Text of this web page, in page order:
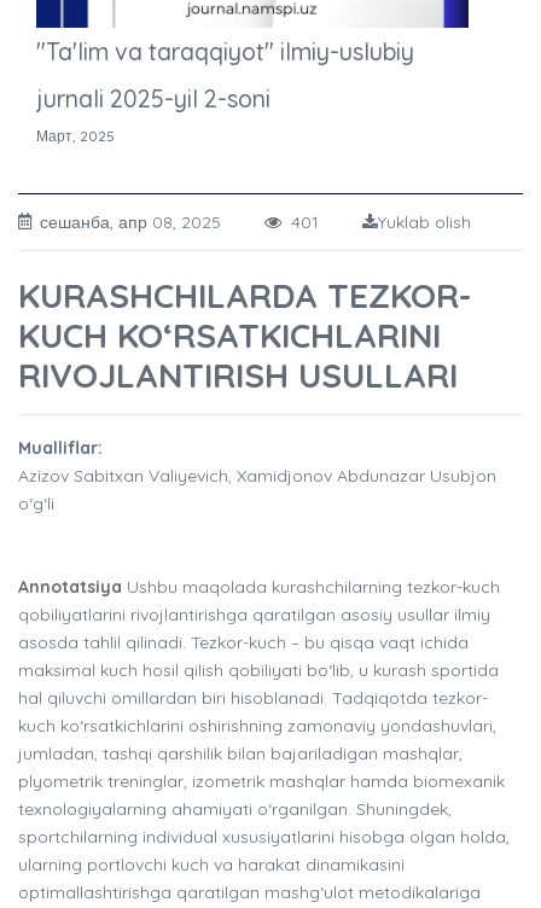
"Ta'lim va taraqqiyot" ilmiy-uslubiy
jurnali 2025-yil 2-soni
Март, 2025
сешанба, апр 08, 2025 401 Yuklab olish
KURASHCHILARDA TEZKOR-
KUCH KO‘RSATKICHLARINI
RIVOJLANTIRISH USULLARI
Mualliflar:
Azizov Sabitxan Valiyevich, Xamidjonov Abdunazar Usubjon
o‘g‘li
Annotatsiya Ushbu maqolada kurashchilarning tezkor-kuch
qobiliyatlarini rivojlantirishga qaratilgan asosiy usullar ilmiy
asosda tahlil qilinadi. Tezkor-kuch – bu qisqa vaqt ichida
maksimal kuch hosil qilish qobiliyati bo‘lib, u kurash sportida
hal qiluvchi omillardan biri hisoblanadi. Tadqiqotda tezkor-
kuch ko‘rsatkichlarini oshirishning zamonaviy yondashuvlari,
jumladan, tashqi qarshilik bilan bajariladigan mashqlar,
plyometrik treninglar, izometrik mashqlar hamda biomexanik
texnologiyalarning ahamiyati o‘rganilgan. Shuningdek,
sportchilarning individual xususiyatlarini hisobga olgan holda,
ularning portlovchi kuch va harakat dinamikasini
optimallashtirishga qaratilgan mashg‘ulot metodikalariga